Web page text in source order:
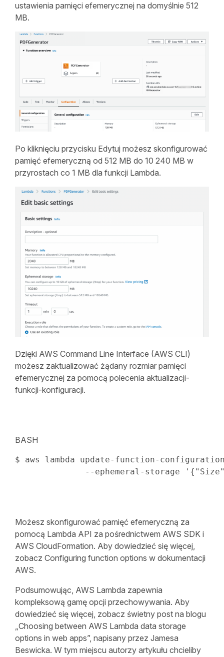
ustawienia pamięci efemerycznej na domyślnie 512
MB.
Po kliknięciu przycisku Edytuj możesz skonfigurować
pamięć efemeryczną od 512 MB do 10 240 MB w
przyrostach co 1 MB dla funkcji Lambda.
Dzięki AWS Command Line Interface (AWS CLI)
możesz zaktualizować żądany rozmiar pamięci
efemerycznej za pomocą polecenia aktualizacji-
funkcji-konfiguracji.
BASH
$ aws lambda update-function-
              --ephemeral-storage
Możesz skonfigurować pamięć efemeryczną za
pomocą Lambda API za pośrednictwem AWS SDK i
AWS CloudFormation. Aby dowiedzieć się więcej,
zobacz Configuring function options w dokumentacji
AWS.
Podsumowując, AWS Lambda zapewnia
kompleksową gamę opcji przechowywania. Aby
dowiedzieć się więcej, zobacz świetny post na blogu
„Choosing between AWS Lambda data storage
options in web apps”, napisany przez Jamesa
Beswicka. W tym miejscu autorzy artykułu chcieliby